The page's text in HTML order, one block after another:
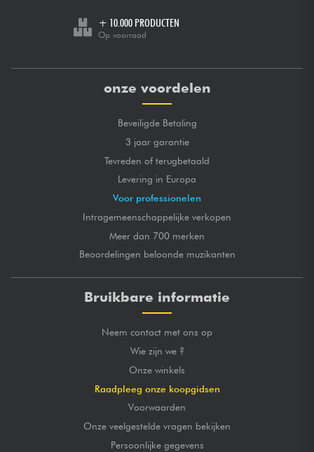
+ 10.000 PRODUCTEN
Op voorraad
onze voordelen
Beveiligde Betaling
3 jaar garantie
Tevreden of terugbetaald
Levering in Europa
Voor professionelen
Intragemeenschappelijke verkopen
Meer dan 700 merken
Beoordelingen beloonde muzikanten
Bruikbare informatie
Neem contact met ons op
Wie zijn we ?
Onze winkels
Raadpleeg onze koopgidsen
Voorwaarden
Onze veelgestelde vragen bekijken
Persoonlijke gegevens